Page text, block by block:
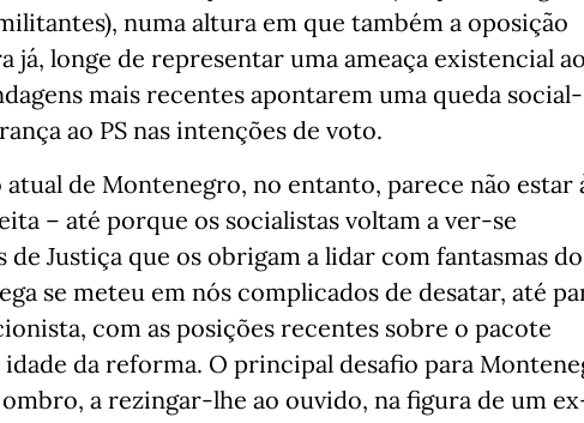
numa altura em que também a oposição
já, longe de representar uma ameaça existencial
mais recentes apontarem uma queda social-
ao PS nas intenções de voto.
de Montenegro, no entanto, parece não estar
– até porque os socialistas voltam a ver-se
Justiça que os obrigam a lidar com fantasmas do
se meteu em nós complicados de desatar, até
com as posições recentes sobre o pacote
idade da reforma. O principal desafio para
a rezingar-lhe ao ouvido, na figura de um